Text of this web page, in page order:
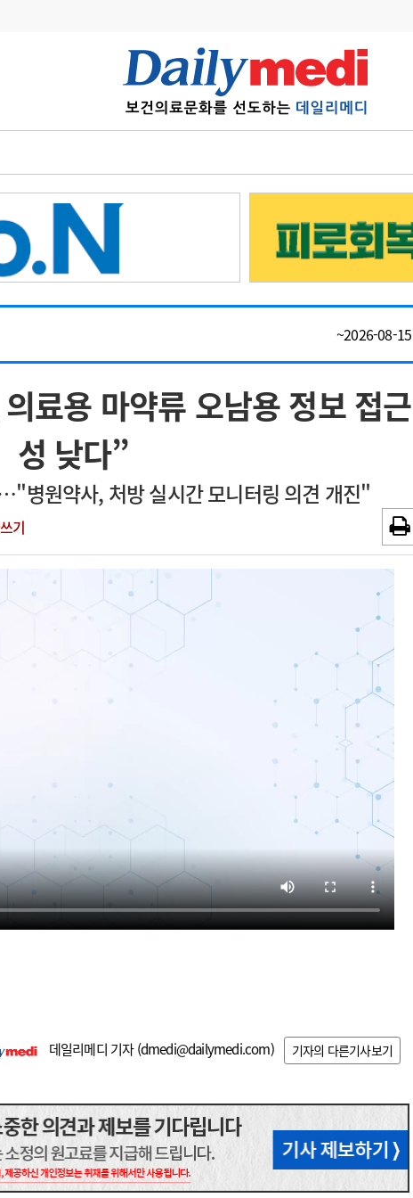
급 추계
결과
6
관리급여 실시
수련환경 개선
의과대학 입시
사고
수첩
소병원
공시
적고지 광고안내
~2026-08-31
채용시까지
과, 외과, 심장혈관흉부외과, 이비인후과, 병리과 교원 초빙
채용시까지
~2026-08-15
~2026-08-31
채용시까지
료용 마약류 오남용 정보 접근
성 낮다”
병원약사, 처방 실시간 모니터링 의견 개진"
기
데일리메디 기자 (dmedi@dailymedi.com) 기자의 다른기사보기